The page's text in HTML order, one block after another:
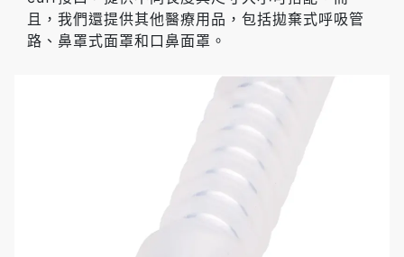
且，我們還提供其他醫療用品，包括拋棄式呼吸管
路、鼻罩式面罩和口鼻面罩。